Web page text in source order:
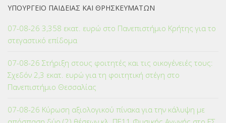
ΥΠΟΥΡΓΕΙΟ ΠΑΙΔΕΙΑΣ ΚΑΙ ΘΡΗΣΚΕΥΜΑΤΩΝ
07-08-26 3,358 εκατ. ευρώ στο Πανεπιστήμιο Κρήτης για το
στεγαστικό επίδομα
07-08-26 Στήριξη στους φοιτητές και τις οικογένειές τους:
Σχεδόν 2,3 εκατ. ευρώ για τη φοιτητική στέγη στο
Πανεπιστήμιο Θεσσαλίας
07-08-26 Κύρωση αξιολογικού πίνακα για την κάλυψη με